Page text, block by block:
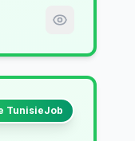
TunisieJob